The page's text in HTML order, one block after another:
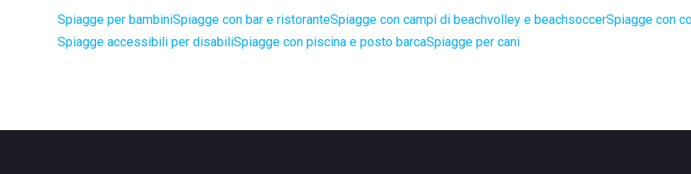
Spiagge per bambiniSpiagge con bar e ristoranteSpiagge con campi di beachvolley e beachsoccerSpiagge con
Spiagge accessibili per disabiliSpiagge con piscina e posto barcaSpiagge per cani